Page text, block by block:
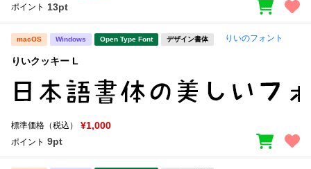
ポイント 13pt
macOS Windows Open Type Font デザイン書体 りいのフォント
りいクッキー L
標準価格（税込） ¥1,000
ポイント 9pt